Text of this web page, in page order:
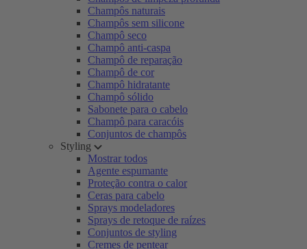
Champôs naturais
Champôs sem silicone
Champô seco
Champô anti-caspa
Champô de reparação
Champô de cor
Champô hidratante
Champô sólido
Sabonete para o cabelo
Champô para caracóis
Conjuntos de champôs
Styling
Mostrar todos
Agente espumante
Proteção contra o calor
Ceras para cabelo
Sprays modeladores
Sprays de retoque de raízes
Conjuntos de styling
Cremes de pentear